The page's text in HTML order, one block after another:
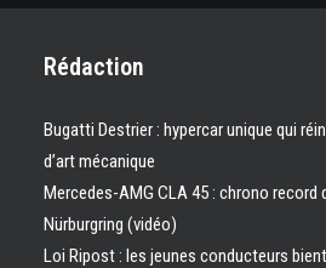
Rédaction
Bugatti Destrier : hypercar unique qui
d’art mécanique
Mercedes-AMG CLA 45 : chrono record
Nürburgring (vidéo)
Loi Ripost : les jeunes conducteurs